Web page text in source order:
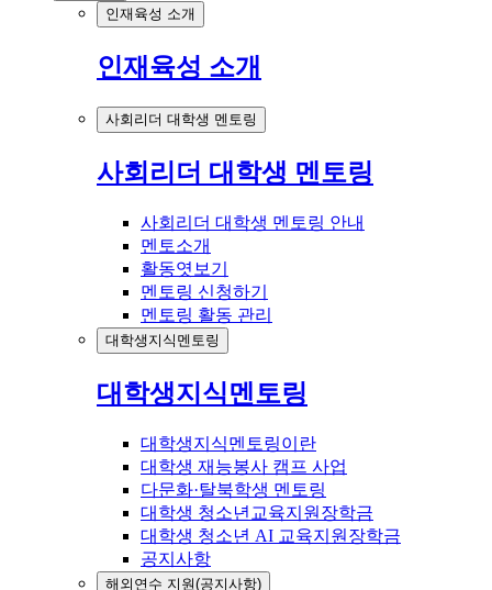
인재육성 소개
인재육성 소개
사회리더 대학생 멘토링
사회리더 대학생 멘토링
사회리더 대학생 멘토링 안내
멘토소개
활동엿보기
멘토링 신청하기
멘토링 활동 관리
대학생지식멘토링
대학생지식멘토링
대학생지식멘토링이란
대학생 재능봉사 캠프 사업
다문화·탈북학생 멘토링
대학생 청소년교육지원장학금
대학생 청소년 AI 교육지원장학금
공지사항
해외연수 지원(공지사항)